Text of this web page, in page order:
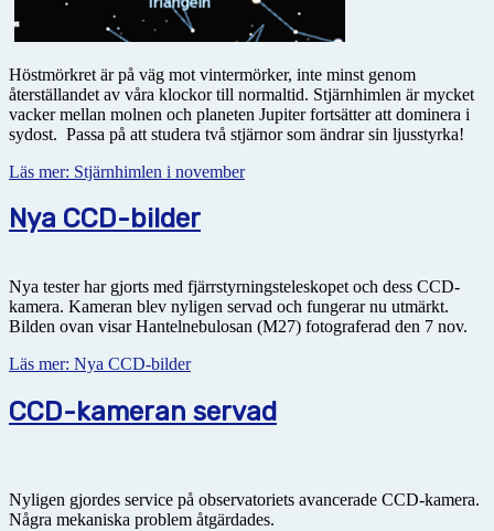
Höstmörkret är på väg mot vintermörker, inte minst genom
återställandet av våra klockor till normaltid. Stjärnhimlen är mycket
vacker mellan molnen och planeten Jupiter fortsätter att dominera i
sydost. Passa på att studera två stjärnor som ändrar sin ljusstyrka!
Läs mer: Stjärnhimlen i november
Nya CCD-bilder
Nya tester har gjorts med fjärrstyrningsteleskopet och dess CCD-
kamera. Kameran blev nyligen servad och fungerar nu utmärkt.
Bilden ovan visar Hantelnebulosan (M27) fotograferad den 7 nov.
Läs mer: Nya CCD-bilder
CCD-kameran servad
Nyligen gjordes service på observatoriets avancerade CCD-kamera.
Några mekaniska problem åtgärdades.